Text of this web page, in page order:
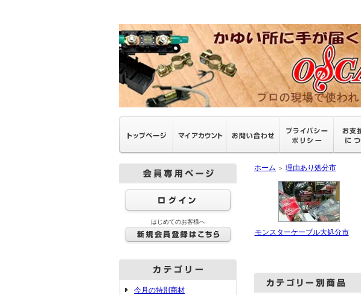
はじめてのお客様へ
今月の特別商材
ホーム ＞ 理由あり処分市
モンスターケーブル大処分市